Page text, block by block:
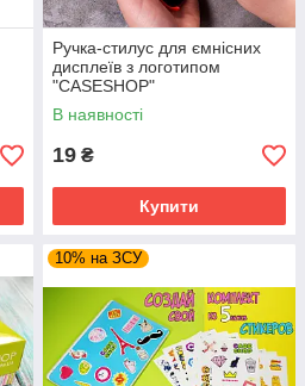
Ручка-стилус для ємнісних
дисплеїв з логотипом
"CASESHOP"
В наявності
19 ₴
Купити
10% на ЗСУ